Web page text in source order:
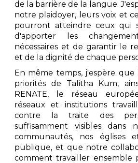
de la barrière de la langue.
notre plaidoyer, leurs voix et
pourront atteindre ceux qui
d'apporter les
nécessaires et de garantir le
et de la dignité de chaque
En même temps, j'espère
priorités de Talitha Kum,
RENATE, le réseau
réseaux et institutions
contre la traite des
suffisamment visibles dans
communautés, nos églises
publique, et que notre
comment travailler ensemble